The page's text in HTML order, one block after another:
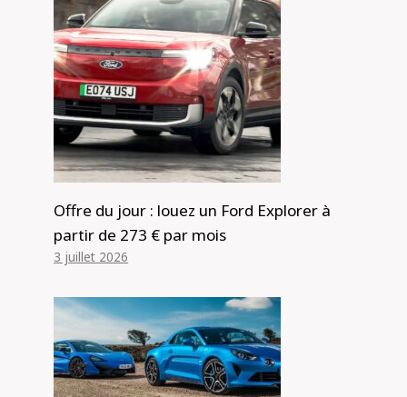
Offre du jour : louez un Ford Explorer à
partir de 273 € par mois
3 juillet 2026